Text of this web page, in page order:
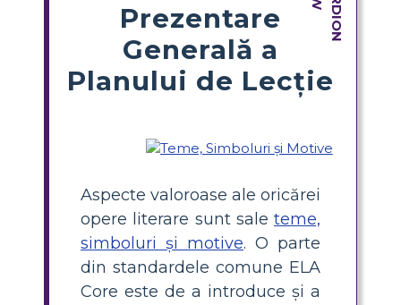
Prezentare
Generală a
Planului de Lecție
Aspecte valoroase ale oricărei
opere literare sunt sale teme,
simboluri și motive. O parte
din standardele comune ELA
Core este de a introduce și a